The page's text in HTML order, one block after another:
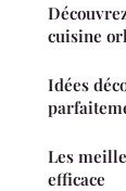
cuisine
Idées
Les
efficace